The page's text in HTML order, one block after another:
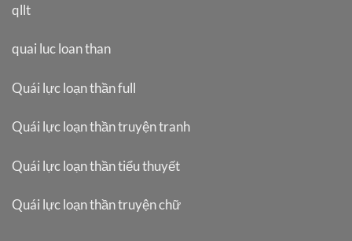
qllt
quai luc loan than
Quái lực loạn thần full
Quái lực loạn thần truyện tranh
Quái lực loạn thần tiểu thuyết
Quái lực loạn thần truyện chữ